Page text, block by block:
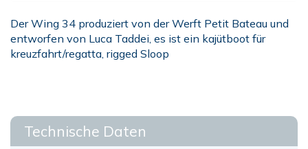
Der Wing 34 produziert von der Werft Petit Bateau und
entworfen von Luca Taddei, es ist ein kajütboot für
kreuzfahrt/regatta, rigged Sloop
Technische Daten